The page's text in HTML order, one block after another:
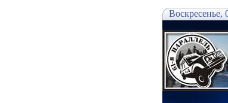
Воскресенье,